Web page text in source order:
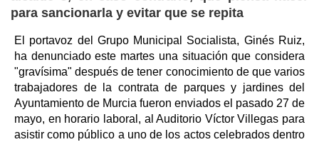
para sancionarla y evitar que se repita
El portavoz del Grupo Municipal Socialista, Ginés Ruiz,
ha denunciado este martes una situación que considera
"gravísima" después de tener conocimiento de que varios
trabajadores de la contrata de parques y jardines del
Ayuntamiento de Murcia fueron enviados el pasado 27 de
mayo, en horario laboral, al Auditorio Víctor Villegas para
asistir como público a uno de los actos celebrados dentro